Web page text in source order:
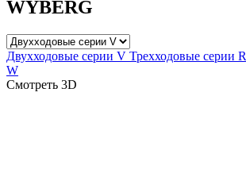
WYBERG
Двухходовые серии V Трехходовые серии R
W
Смотреть 3D